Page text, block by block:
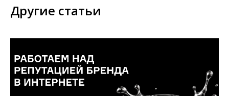
Другие статьи